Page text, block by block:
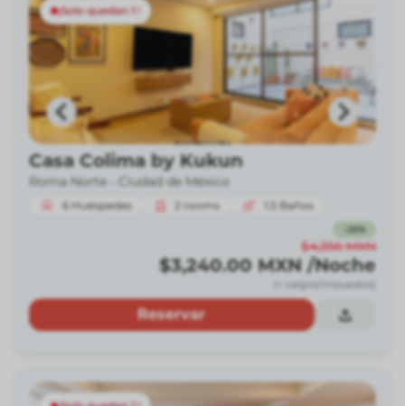
¡Solo quedan 1 !
Casa Colima by Kukun
Roma Norte - Ciudad de México
6 Huéspedes 2 rooms 1.5 Baños
26%
$4,356 MXN
$3,240.00 MXN /Noche
(+ cargos/impuestos)
Reservar